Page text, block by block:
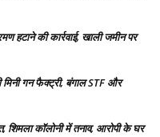
हटाने की कार्रवाई, खाली जमीन पर
गन फैक्ट्री, बंगाल STF और
शिमला कॉलोनी में तनाव, आरोपी के घर